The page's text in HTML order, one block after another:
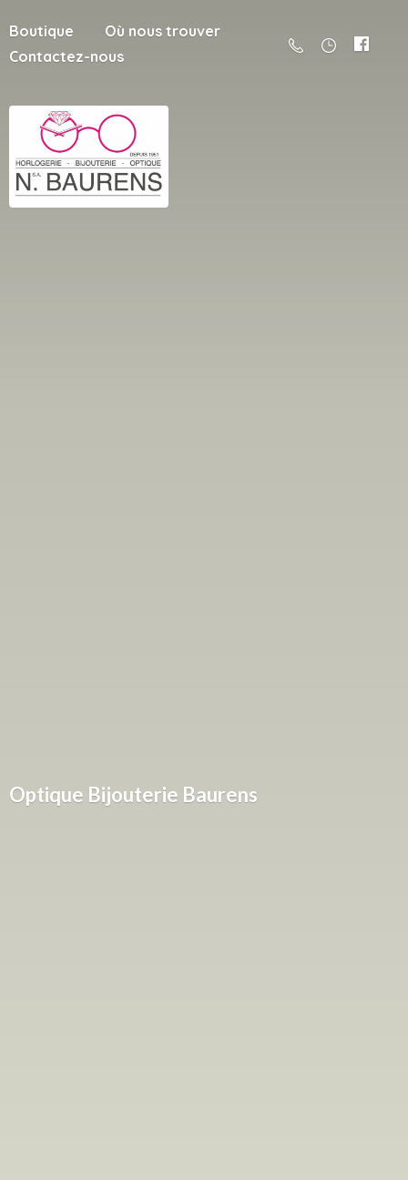
Boutique
Où nous trouver
Contactez-nous
Optique Bijouterie Baurens